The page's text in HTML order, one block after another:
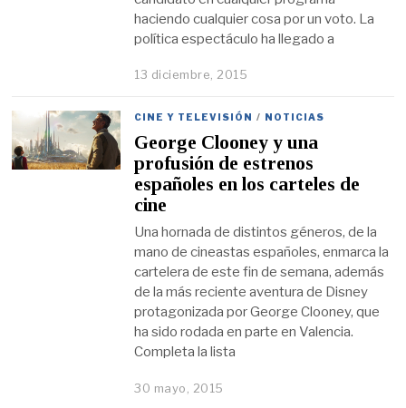
haciendo cualquier cosa por un voto. La
política espectáculo ha llegado a
13 diciembre, 2015
CINE Y TELEVISIÓN / NOTICIAS
George Clooney y una
profusión de estrenos
españoles en los carteles de
cine
Una hornada de distintos géneros, de la
mano de cineastas españoles, enmarca la
cartelera de este fin de semana, además
de la más reciente aventura de Disney
protagonizada por George Clooney, que
ha sido rodada en parte en Valencia.
Completa la lista
30 mayo, 2015